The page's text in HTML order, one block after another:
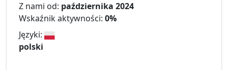
Z nami od: października 2024
Wskaźnik aktywności: 0%
Języki:
polski